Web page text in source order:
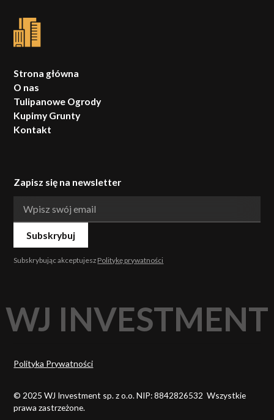
Strona główna
O nas
Tulipanowe Ogrody
Kupimy Grunty
Kontakt
Zapisz się na newsletter
Subskrybując akceptujesz Politykę prywatności
WJ INVESTMENT
Polityka Prywatności
© 2025 WJ Investment sp. z o.o. NIP: 8842826532 Wszystkie
prawa zastrzeżone.